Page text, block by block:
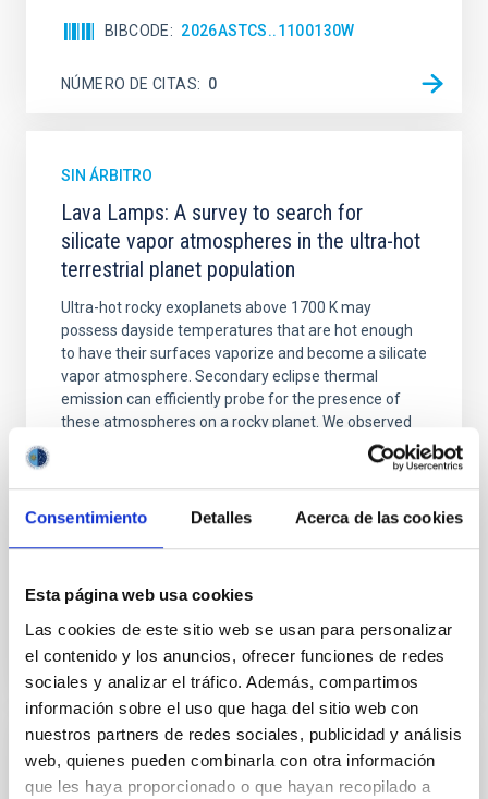
Consentimiento Detalles Acerca de las cookies
Esta página web usa cookies
Las cookies de este sitio web se usan para personalizar
el contenido y los anuncios, ofrecer funciones de redes
sociales y analizar el tráfico. Además, compartimos
información sobre el uso que haga del sitio web con
nuestros partners de redes sociales, publicidad y análisis
web, quienes pueden combinarla con otra información
que les haya proporcionado o que hayan recopilado a
BIBCODE 2026ASTCS..1100130W
NÚMERO DE CITAS 0
SIN ÁRBITRO
Lava Lamps: A survey to search for
silicate vapor atmospheres in the ultra-hot
terrestrial planet population
Ultra-hot rocky exoplanets above 1700 K may
possess dayside temperatures that are hot enough
to have their surfaces vaporize and become a silicate
vapor atmosphere. Secondary eclipse thermal
emission can efficiently probe for the presence of
these atmospheres on a rocky planet. We observed
single JWST MIRI/LRS secondary eclipses for 10
Smith, Cole et al.
Fecha de publicación:
NÚMERO DE CITAS 0
SIN ÁRBITRO